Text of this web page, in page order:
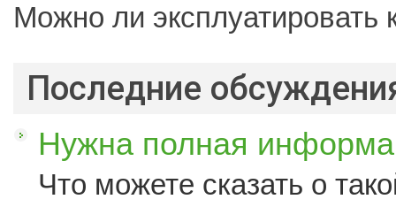
Можно ли эксплуатировать
Последние
Нужна полная
Что можете сказать о